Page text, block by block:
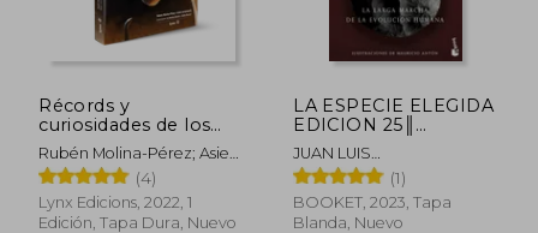
55%
dcto.
55%
dcto.
Récords y
curiosidades de los
dinosaurios:
Saurópodos y otros
sauropodomorfos
Rubén Molina-Pérez; Asier
Larramendi (4)
Lynx Edicions, 2022, 1
Edición, Tapa Dura, Nuevo
LA ESPECIE ELEGIDA
EDICION 25║
ANIVERSARIO
JUAN LUIS
ARSUAGA/IGNACIO
MARTINEZ
(1)
BOOKET, 2023, Tapa
Blanda, Nuevo